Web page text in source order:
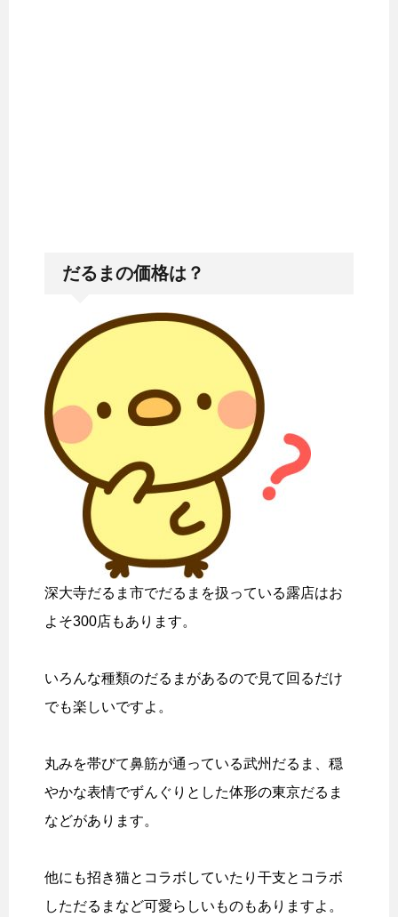
だるまの価格は？
深大寺だるま市でだるまを扱っている露店はお
よそ300店もあります。
いろんな種類のだるまがあるので見て回るだけ
でも楽しいですよ。
丸みを帯びて鼻筋が通っている武州だるま、穏
やかな表情でずんぐりとした体形の東京だるま
などがあります。
他にも招き猫とコラボしていたり干支とコラボ
しただるまなど可愛らしいものもありますよ。